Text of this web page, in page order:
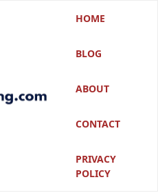
HOME
BLOG
ABOUT
CONTACT
PRIVACY
POLICY